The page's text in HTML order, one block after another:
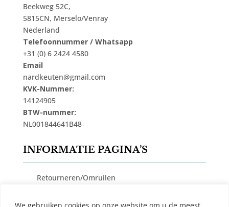
We gebruiken cookies op onze website om u de meest
Beekweg 52C,
5815CN, Merselo/Venray
Nederland
Telefoonnummer / Whatsapp
+31 (0) 6 2424 4580
Email
nardkeuten@gmail.com
KVK-Nummer:
14124905
BTW-nummer:
NL001844641B48
INFORMATIE PAGINA’S
Retourneren/Omruilen